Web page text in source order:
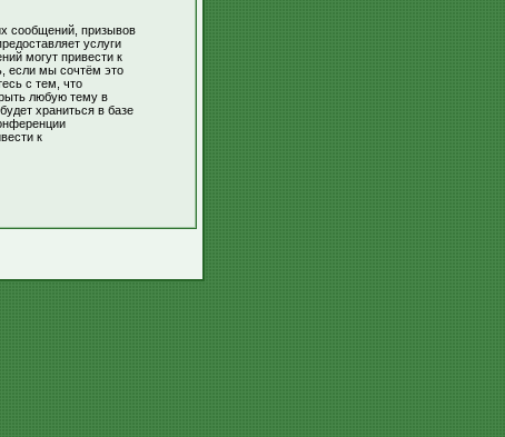
сообщений, призывов
услуги
могут привести к
если мы сочтём это
с тем, что
любую тему в
храниться в базе
к